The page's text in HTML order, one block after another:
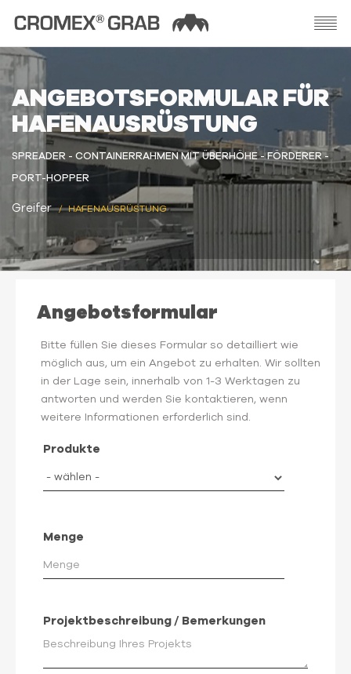
ANGEBOTSFORMULAR FÜR
HAFENAUSRÜSTUNG
SPREADER - CONTAINERRAHMEN MIT ÜBERHÖHE - FÖRDERER -
PORT-HOPPER
Greifer HAFENAUSRÜSTUNG
Angebotsformular
Bitte füllen Sie dieses Formular so detailliert wie
möglich aus, um ein Angebot zu erhalten. Wir sollten
in der Lage sein, innerhalb von 1-3 Werktagen zu
antworten und werden Sie kontaktieren, wenn
weitere Informationen erforderlich sind.
Produkte
Menge
Projektbeschreibung / Bemerkungen